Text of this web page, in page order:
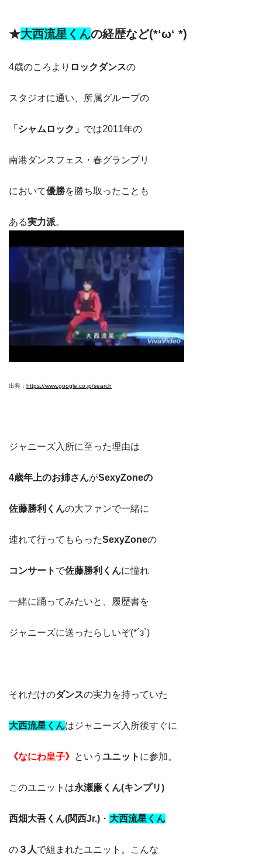
★大西流星くんの経歴など(*‘ω‘ *)
4歳のころより ロックダンスの
スタジオに通い、所属グループの
「シャムロック」 では2011年の
南港ダンスフェス・春グランプリ
において優勝を勝ち取ったことも
ある実力派。
出典： https://www.google.co.jp/search
ジャニーズ入所に至った理由は
4歳年上のお姉さんがSexyZoneの
佐藤勝利くんの大ファンで一緒に
連れて行ってもらったSexyZoneの
コンサート で佐藤勝利くんに憧れ
一緒に踊ってみたいと、履歴書を
ジャニーズに送ったらしいぞ(*´з`)
それだけのダンスの実力を持っていた
大西流星 くんはジャニーズ入所後すぐに
《なにわ皇子》 という ユニット に参加。
このユニットは永瀬廉くん(キンプリ)
西畑大吾くん(関西Jr.) ・ 大西流星くん
の ３人で組まれたユニット。こんな